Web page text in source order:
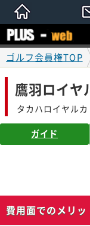
ゴルフ会員権TOP
鷹羽ロイヤ
タカハロイヤル
ガイド
費用面でのメリッ